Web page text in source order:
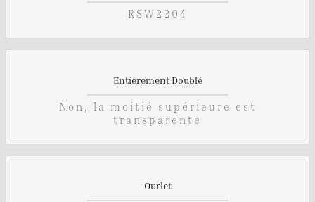
RSW2204
Entièrement Doublé
Non, la moitié supérieure est
transparente
Ourlet